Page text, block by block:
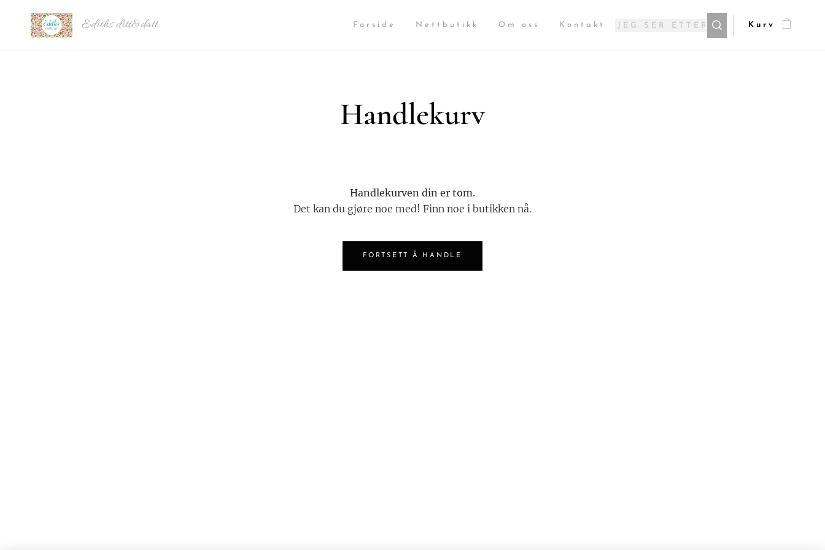
Ediths ditt&datt Forside Nettbutikk Om oss Kontakt Kurv
Handlekurv
Handlekurven din er tom.
Det kan du gjøre noe med! Finn noe i butikken nå.
FORTSETT Å HANDLE